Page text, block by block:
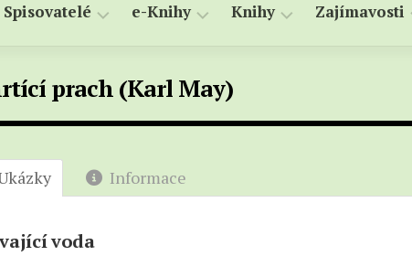
Spisovatelé
Abecední
seznam
spisovatelé
(katalog)
e-Knihy
Všechny
e-
maturitě
Knihy Zajímavosti
prach (Karl May)
Informace
voda